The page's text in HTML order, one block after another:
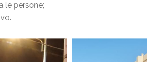
le persone;